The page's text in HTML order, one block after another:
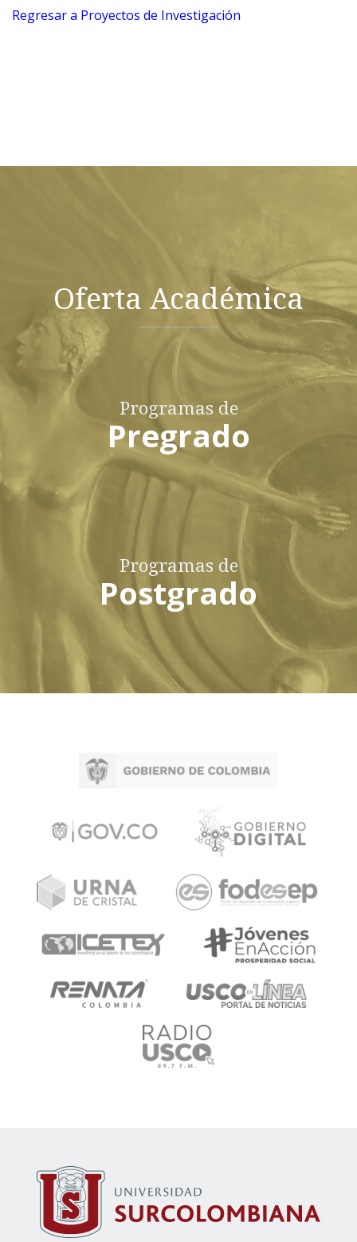
Regresar a Proyectos de Investigación
Oferta Académica
Programas de
Pregrado
Programas de
Postgrado